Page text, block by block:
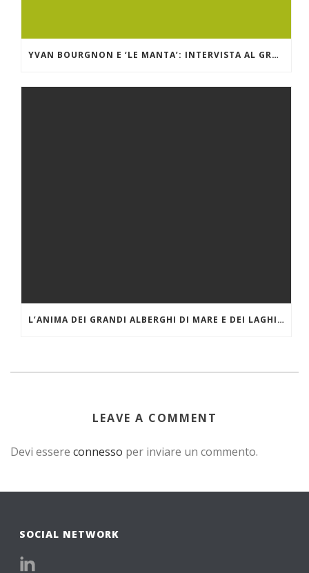
YVAN BOURGNON E ‘LE MANTA’: INTERVISTA AL GRANDE NAVIGATORE OCEANICO
L’ANIMA DEI GRANDI ALBERGHI DI MARE E DEI LAGHI. IL GRAND HOTEL MIRAMARE DI SANTA MARGHERITA LIGURE
LEAVE A COMMENT
Devi essere connesso per inviare un commento.
SOCIAL NETWORK